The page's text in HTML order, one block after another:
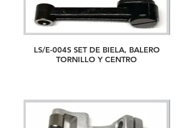
LS/E-004S SET DE BIELA, BALERO
TORNILLO Y CENTRO